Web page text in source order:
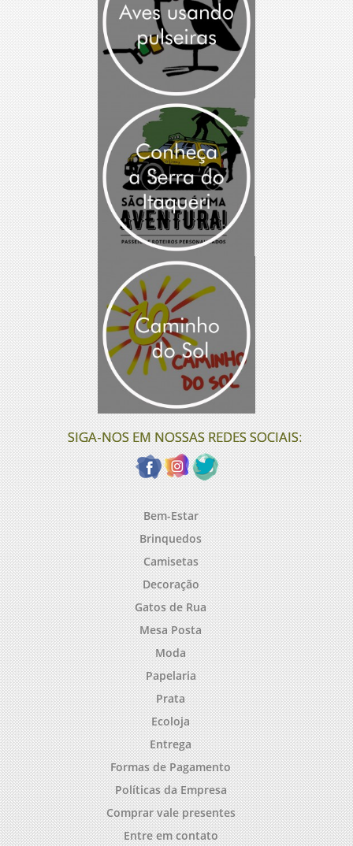
SIGA-NOS EM NOSSAS REDES SOCIAIS:
Bem-Estar
Brinquedos
Camisetas
Decoração
Gatos de Rua
Mesa Posta
Moda
Papelaria
Prata
Ecoloja
Entrega
Formas de Pagamento
Políticas da Empresa
Comprar vale presentes
Entre em contato